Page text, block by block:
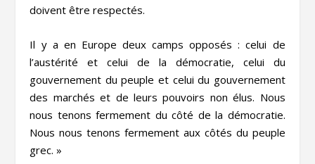
doivent être respectés.
Il y a en Europe deux camps opposés : celui de
l’austérité et celui de la démocratie, celui du
gouvernement du peuple et celui du gouvernement
des marchés et de leurs pouvoirs non élus. Nous
nous tenons fermement du côté de la démocratie.
Nous nous tenons fermement aux côtés du peuple
grec. »